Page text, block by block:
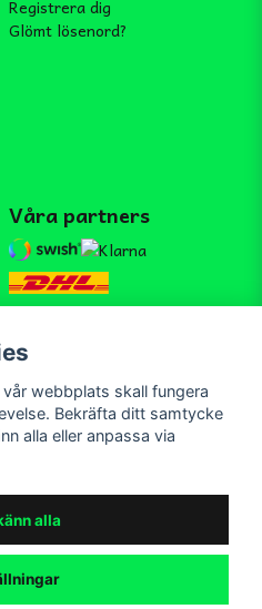
Registrera dig
Glömt lösenord?
Våra partners
Skicka
ta del av våra nyheter och
webbplats skall fungera
Bekräfta ditt samtycke
alla eller anpassa via
alla